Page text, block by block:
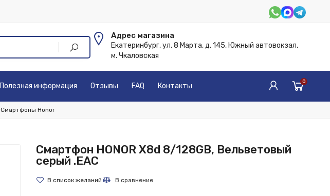
Адрес магазина
Екатеринбург, ул. 8 Марта, д. 145, Южный автовокзал,
м. Чкаловская
Полезная информация Отзывы FAQ Контакты 0
Смартфоны Honor
Смартфон HONOR X8d 8/128GB, Вельветовый
серый .EAC